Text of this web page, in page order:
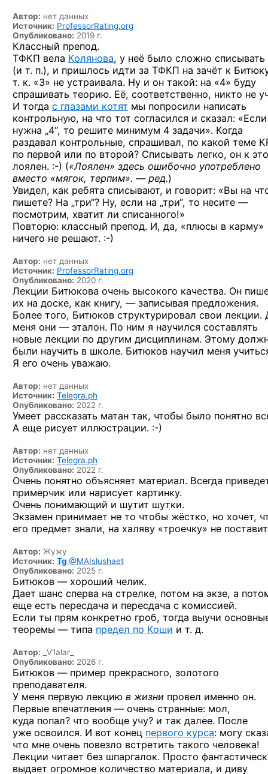
Автор: нет данных
Источник: ProfessorRating.org
Опубликовано: 2019 г.
Классный препод.
ТФКП вела Колянова, у неё было сложно списывать
(и т. п.), и пришлось идти за ТФКП на зачёт к
т. к. «3» не устраивала. Ну и он такой: на «4» буду
спрашивать теорию. Её, соответственно, никто не
И тогда с глазами котят мы попросили написать
контрольную, на что тот согласился и сказал: «Если
нужна „4“, то решите минимум 4 задачи». Когда
раздавал контрольные, спрашивал, по какой теме
по первой или по второй? Списывать легко, он к
лоялен. :-) («Лоялен» здесь ошибочно употреблено
вместо «мягок, терпим». — ред.)
Увидел, как ребята списывают, и говорит: «Вы на
пишете? На „три“? Ну, если на „три“, то несите —
посмотрим, хватит ли списанного!»
Повторю: классный препод. И, да, «плюсы в карму»
ничего не решают. :-)
Автор: нет данных
Источник: ProfessorRating.org
Опубликовано: 2020 г.
Лекции Битюкова очень высокого качества. Он
их на доске, как книгу, — записывая предложения.
Более того, Битюков структурировал свои лекции.
меня они — эталон. По ним я научился составлять
новые лекции по другим дисциплинам. Этому
были научить в школе. Битюков научил меня
Я его очень уважаю.
Автор: нет данных
Источник: Telegra.ph
Опубликовано: 2022 г.
Умеет рассказать матан так, чтобы было понятно
А еще рисует иллюстрации. :-)
Автор: нет данных
Источник: Telegra.ph
Опубликовано: 2022 г.
Очень понятно объясняет материал. Всегда
примерчик или нарисует картинку.
Очень понимающий и шутит шутки.
Экзамен принимает не то чтобы жёстко, но хочет,
его предмет знали, на халяву «троечку» не
Автор: Жужу
Источник: Tg @MAIslushaet
Опубликовано: 2025 г.
Битюков — хороший челик.
Дает шанс сперва на стрелке, потом на экзе, а
еще есть пересдача и пересдача с комиссией.
Если ты прям конкретно гроб, тогда выучи
теоремы — типа предел по Коши и т. д.
Автор: _V1alar_
Опубликовано: 2026 г.
Битюков — пример прекрасного, золотого
преподавателя.
У меня первую лекцию в жизни провел именно он.
Первые впечатления — очень странные: мол,
куда попал? что вообще учу? и так далее. После
уже освоился. И вот конец первого курса: могу
что мне очень повезло встретить такого человека!
Лекции читает без шпаргалок. Просто
выдает огромное количество материала, и диву